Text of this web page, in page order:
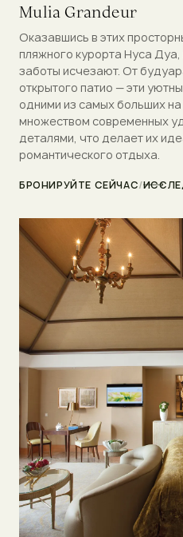
Mulia Grandeur
Оказавшись в этих
пляжного курорта Нуса
заботы исчезают. От
открытого патио — эти
одними из самых больших
множеством современных
деталями, что делает их
романтического отдыха.
БРОНИРУЙТЕ СЕЙЧАС/